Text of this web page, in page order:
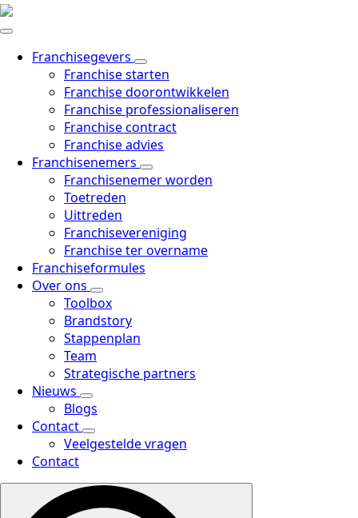
Skip
to
main
content
Franchisegevers
Franchise starten
Franchise doorontwikkelen
Franchise professionaliseren
Franchise contract
Franchise advies
Franchisenemers
Franchisenemer worden
Toetreden
Uittreden
Franchisevereniging
Franchise ter overname
Franchiseformules
Over ons
Toolbox
Brandstory
Stappenplan
Team
Strategische partners
Nieuws
Blogs
Contact
Veelgestelde vragen
Contact